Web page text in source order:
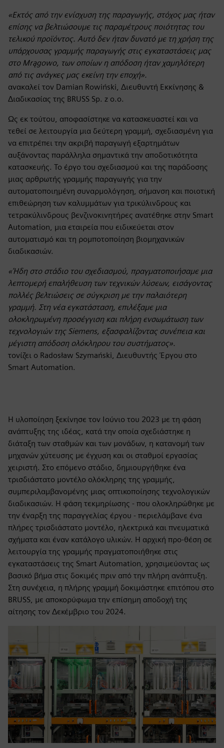
«Εκτός από την ενίσχυση της παραγωγής, στόχος μας ήταν
επίσης να βελτιώσουμε τις παραμέτρους ποιότητας του
τελικού προϊόντος. Αυτό δεν ήταν δυνατό με τη χρήση της
υπάρχουσας γραμμής παραγωγής στις εγκαταστάσεις μας
στο Mrągowo, των οποίων η απόδοση ήταν χαμηλότερη
από τις ανάγκες μας εκείνη την εποχή».
ανακαλεί τον Damian Rowiński, Διευθυντή Εκκίνησης &
Διαδικασίας της BRUSS Sp. z o.o.
Ως εκ τούτου, αποφασίστηκε να κατασκευαστεί και να
τεθεί σε λειτουργία μια δεύτερη γραμμή, σχεδιασμένη για
να επιτρέπει την ακριβή παραγωγή εξαρτημάτων
αυξάνοντας παράλληλα σημαντικά την αποδοτικότητα
κατασκευής. Το έργο του σχεδιασμού και της παράδοσης
μιας αρθρωτής γραμμής παραγωγής για την
αυτοματοποιημένη συναρμολόγηση, σήμανση και ποιοτική
επιθεώρηση των καλυμμάτων για τρικύλινδρους και
τετρακύλινδρους βενζινοκινητήρες ανατέθηκε στην Smart
Automation, μια εταιρεία που ειδικεύεται στον
αυτοματισμό και τη ρομποτοποίηση βιομηχανικών
διαδικασιών.
«Ήδη στο στάδιο του σχεδιασμού, πραγματοποιήσαμε μια
λεπτομερή επαλήθευση των τεχνικών λύσεων, εισάγοντας
πολλές βελτιώσεις σε σύγκριση με την παλαιότερη
γραμμή. Στη νέα εγκατάσταση, επιλέξαμε μια
ολοκληρωμένη προσέγγιση και πλήρη ενσωμάτωση των
τεχνολογιών της Siemens, εξασφαλίζοντας συνέπεια και
μέγιστη απόδοση ολόκληρου του συστήματος».
τονίζει ο Radosław Szymański, Διευθυντής Έργου στο
Smart Automation.
Η υλοποίηση ξεκίνησε τον Ιούνιο του 2023 με τη φάση
ανάπτυξης της ιδέας, κατά την οποία σχεδιάστηκε η
διάταξη των σταθμών και των μονάδων, η κατανομή των
μηχανών χύτευσης με έγχυση και οι σταθμοί εργασίας
χειριστή. Στο επόμενο στάδιο, δημιουργήθηκε ένα
τρισδιάστατο μοντέλο ολόκληρης της γραμμής,
συμπεριλαμβανομένης μιας οπτικοποίησης τεχνολογικών
διαδικασιών. Η φάση τεκμηρίωσης - που ολοκληρώθηκε με
την έναρξη της παραγγελίας έργου - περιελάμβανε ένα
πλήρες τρισδιάστατο μοντέλο, ηλεκτρικά και πνευματικά
σχήματα και έναν κατάλογο υλικών. Η αρχική προ-θέση σε
λειτουργία της γραμμής πραγματοποιήθηκε στις
εγκαταστάσεις της Smart Automation, χρησιμεύοντας ως
βασικό βήμα στις δοκιμές πριν από την πλήρη ανάπτυξη.
Στη συνέχεια, η πλήρης γραμμή δοκιμάστηκε επιτόπου στο
BRUSS, με αποκορύφωμα την επίσημη αποδοχή της
αίτησης τον Δεκέμβριο του 2024.